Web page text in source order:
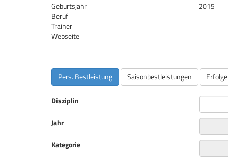
Geburtsjahr
2015
Beruf
Trainer
Webseite
Pers. Bestleistung Saisonbestleistungen Erfolge
Disziplin
Jahr
Kategorie